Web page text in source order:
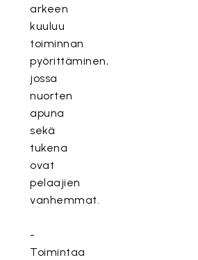
arkeen
kuuluu
toiminnan
pyörittäminen,
jossa
nuorten
apuna
sekä
tukena
ovat
pelaajien
vanhemmat.
-
Toimintaa